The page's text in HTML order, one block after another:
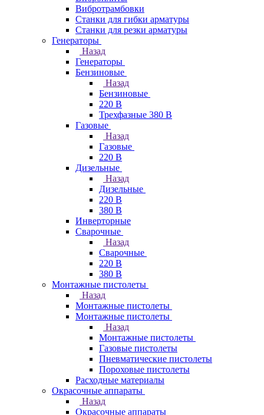
Вибротрамбовки
Станки для гибки арматуры
Станки для резки арматуры
Генераторы
Назад
Генераторы
Бензиновые
Назад
Бензиновые
220 В
Трехфазные 380 В
Газовые
Назад
Газовые
220 В
Дизельные
Назад
Дизельные
220 В
380 В
Инверторные
Сварочные
Назад
Сварочные
220 В
380 В
Монтажные пистолеты
Назад
Монтажные пистолеты
Монтажные пистолеты
Назад
Монтажные пистолеты
Газовые пистолеты
Пневматические пистолеты
Пороховые пистолеты
Расходные материалы
Окрасочные аппараты
Назад
Окрасочные аппараты